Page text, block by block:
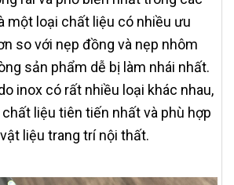
một loại chất liệu có nhiều ưu
so với nẹp đồng và nẹp nhôm
sản phẩm dễ bị làm nhái nhất.
inox có rất nhiều loại khác nhau,
liệu tiên tiến nhất và phù hợp
liệu trang trí nội thất.